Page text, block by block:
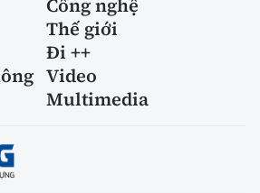
Công nghệ
Thế giới
Đi ++
Video
Multimedia